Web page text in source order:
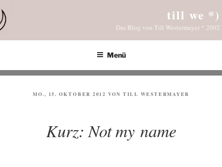
Inhalt
springen
till we *)
Das Blog von Till Westermayer * 2002
Menü
VERÖFFENTLICHT
MO., 15. OKTOBER 2012 VON TILL WESTERMAYER
Kurz: Not my name